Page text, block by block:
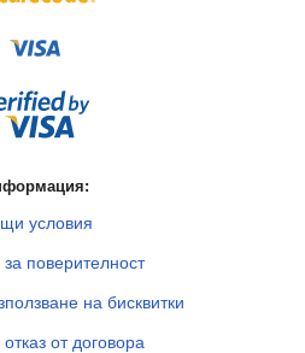
условия
поверителност
на бисквитки
от договора